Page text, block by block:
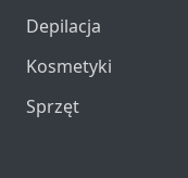
Depilacja
Kosmetyki
Sprzęt